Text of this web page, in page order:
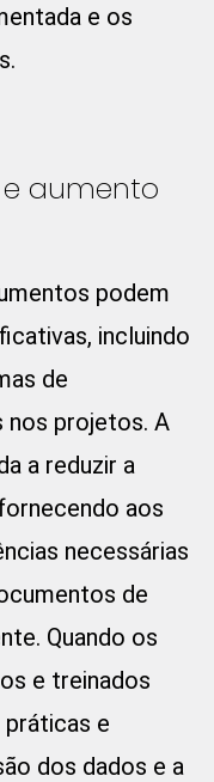
e os
aumento
podem
incluindo
de
nos projetos. A
a reduzir a
aos
necessárias
de
Quando os
e treinados
práticas e
dos dados e a